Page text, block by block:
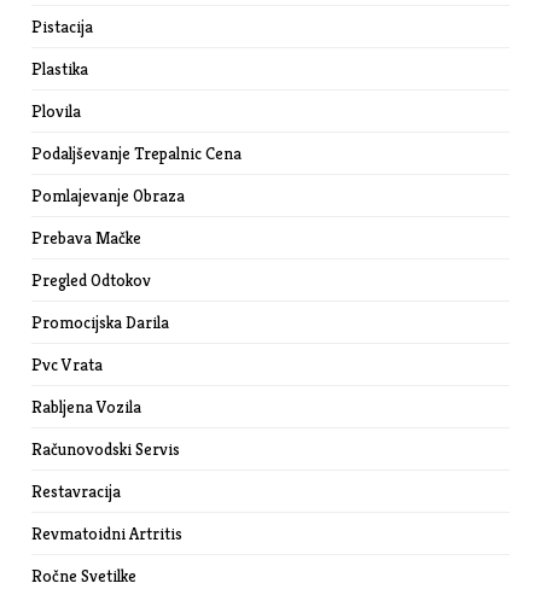
Pistacija
Plastika
Plovila
Podaljševanje Trepalnic Cena
Pomlajevanje Obraza
Prebava Mačke
Pregled Odtokov
Promocijska Darila
Pvc Vrata
Rabljena Vozila
Računovodski Servis
Restavracija
Revmatoidni Artritis
Ročne Svetilke